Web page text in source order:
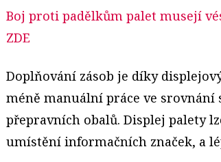
Boj proti padělkům palet musejí
ZDE
Doplňování zásob je díky
méně manuální práce ve
přepravních obalů. Displej palety
umístění informačních značek, a